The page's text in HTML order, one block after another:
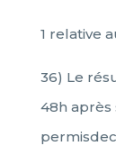
1 relative
36) Le
48h après